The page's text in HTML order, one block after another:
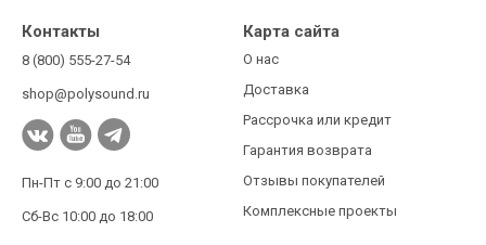
Контакты
8 (800) 555-27-54
shop@polysound.ru
Пн-Пт с 9:00 до 21:00
Сб-Вс 10:00 до 18:00
Карта сайта
О нас
Доставка
Рассрочка или кредит
Гарантия возврата
Отзывы покупателей
Комплексные проекты